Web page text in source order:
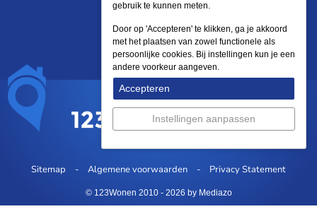
Sitemap Algemene voorwaarden Privacy Statement
© 123Wonen 2010 - 2026 by Mediazo
gebruik te kunnen meten.
Door op 'Accepteren' te klikken, ga je akkoord
met het plaatsen van zowel functionele als
persoonlijke cookies. Bij instellingen kun je een
andere voorkeur aangeven.
Accepteren
Instellingen aanpassen